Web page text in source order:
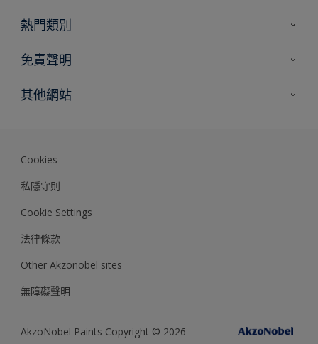
聯絡我們
熱門類別
尋找顏色
專家見解
免責聲明
色彩準確度
其他網站
Cookies
私隱守則
Cookie Settings
法律條款
Other Akzonobel sites
無障礙聲明
AkzoNobel Paints Copyright © 2026